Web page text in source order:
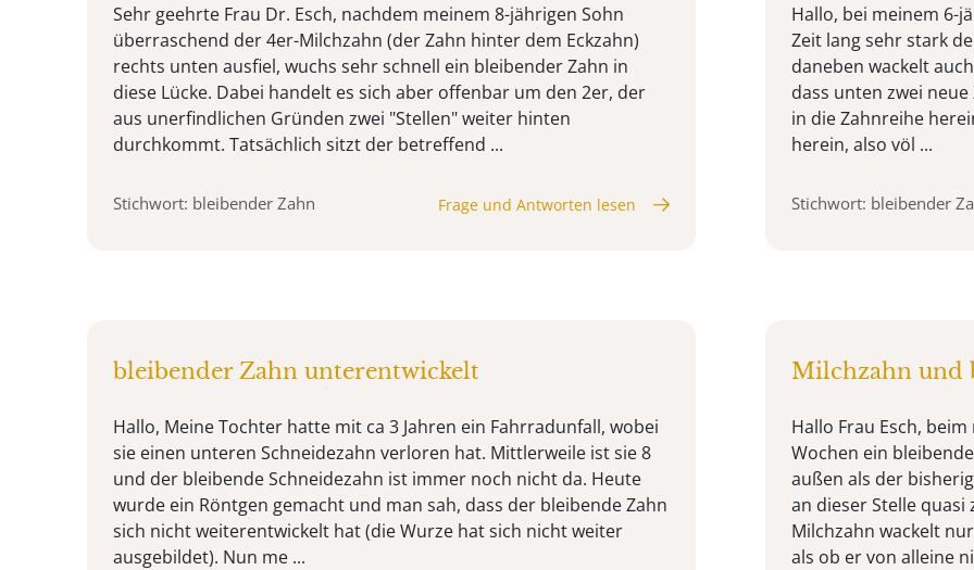
Sehr geehrte Frau Dr. Esch, nachdem meinem 8-jährigen Sohn
überraschend der 4er-Milchzahn (der Zahn hinter dem Eckzahn)
rechts unten ausfiel, wuchs sehr schnell ein bleibender Zahn in
diese Lücke. Dabei handelt es sich aber offenbar um den 2er, der
aus unerfindlichen Gründen zwei "Stellen" weiter hinten
durchkommt. Tatsächlich sitzt der betreffend ...
Stichwort: bleibender Zahn Frage und Antworten lesen
Hallo, bei meinem 6-
Zeit lang sehr stark
daneben wackelt
dass unten zwei
in die Zahnreihe
herein, also völ ...
Stichwort: bleibender
bleibender Zahn unterentwickelt
Hallo, Meine Tochter hatte mit ca 3 Jahren ein Fahrradunfall, wobei
sie einen unteren Schneidezahn verloren hat. Mittlerweile ist sie 8
und der bleibende Schneidezahn ist immer noch nicht da. Heute
wurde ein Röntgen gemacht und man sah, dass der bleibende Zahn
sich nicht weiterentwickelt hat (die Wurze hat sich nicht weiter
ausgebildet). Nun me ...
Milchzahn und
Hallo Frau Esch,
Wochen ein
außen als der
an dieser Stelle
Milchzahn wackelt
als ob er von alleine